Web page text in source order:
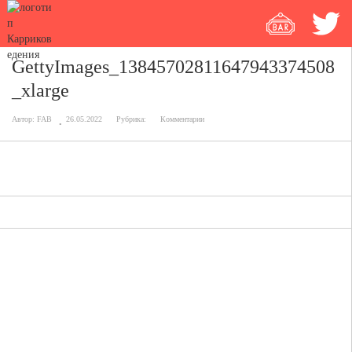
GettyImages_13845702811647943374508
_xlarge
Автор: FAB 26.05.2022 Рубрика: Комментарии